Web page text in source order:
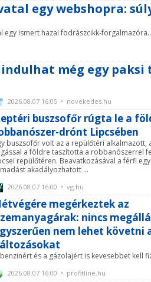
egy webshopra:
ismert hazai fodrászcikk-
még egy paksi
2026.08.07 16:05 • novekedes.hu
buszsofőr rúgta le a
drónt Lipcsében
buszsofőr volt az a repülőtéri alkalmazott,
a földre taszította a robbanószerrel
repülőtéren. Beavatkozásával a férfi
akadályozhatott ...
2026.08.07 16:00 • vg.hu
megérkeztek az
nincs
nem lehet követni
és a gázolajért is kevesebbet kell
2026.08.07 16:00 • profitline.hu